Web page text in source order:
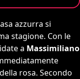
azzurra si
stagione. Con le
a Massimiliano
rosa. Secondo